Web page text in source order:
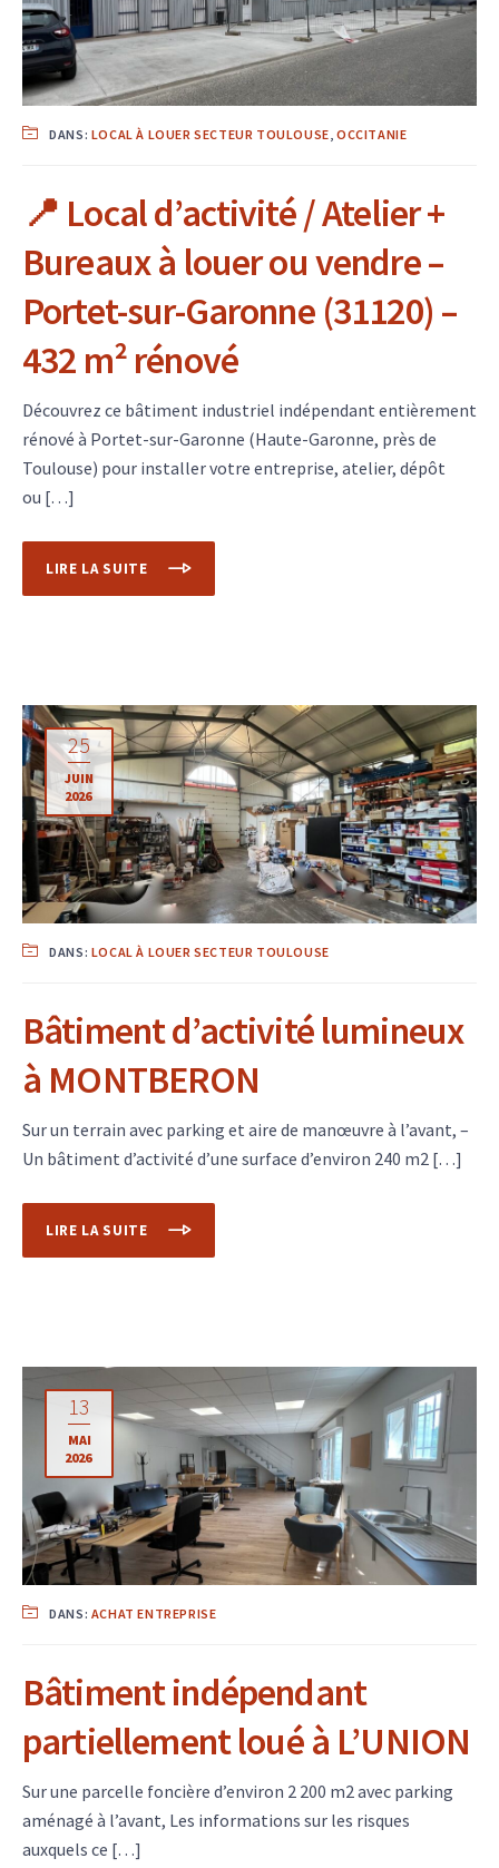
DANS: LOCAL À LOUER SECTEUR TOULOUSE ,OCCITANIE
📍 Local d’activité / Atelier +
Bureaux à louer ou vendre –
Portet-sur-Garonne (31120) –
432 m² rénové
Découvrez ce bâtiment industriel indépendant entièrement
rénové à Portet-sur-Garonne (Haute-Garonne, près de
Toulouse) pour installer votre entreprise, atelier, dépôt
ou […]
LIRE LA SUITE
25
JUIN
2026
DANS: LOCAL À LOUER SECTEUR TOULOUSE
Bâtiment d’activité lumineux
à MONTBERON
Sur un terrain avec parking et aire de manœuvre à l’avant, –
Un bâtiment d’activité d’une surface d’environ 240 m2 […]
LIRE LA SUITE
13
MAI
2026
DANS: ACHAT ENTREPRISE
Bâtiment indépendant
partiellement loué à L’UNION
Sur une parcelle foncière d’environ 2 200 m2 avec parking
aménagé à l’avant, Les informations sur les risques
auxquels ce […]